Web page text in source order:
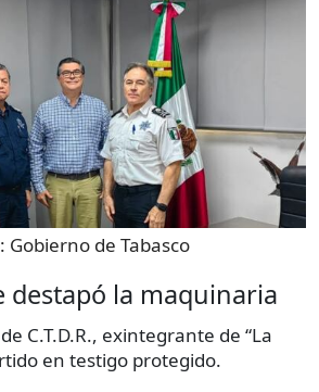
Gobierno de Tabasco
destapó la maquinaria
C.T.D.R., exintegrante de “La
en testigo protegido.